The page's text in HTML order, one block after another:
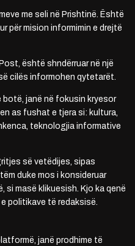
me seli në Prishtinë. Është
për mision informimin e drejtë
është shndërruar në një
cilës informohen qytetarët.
botë, janë në fokusin kryesor
as fushat e tjera si: kultura,
teknologjia informative
së vetëdijes, sipas
duke mos i konsideruar
si masë klikuesish. Kjo ka qenë
politikave të redaksisë.
janë prodhime të